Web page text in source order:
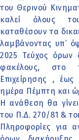
του Θερινού
καλεί όλους
καταθέσουν τα
λαμβάνοντας υπ’
2025 Τεύχος όρων
φακέλους, στο
Επιχείρησης ,
ημέρα Πέμπτη και
Η ανάθεση θα
του Π.Δ. 270/81 &
Πληροφορίες για